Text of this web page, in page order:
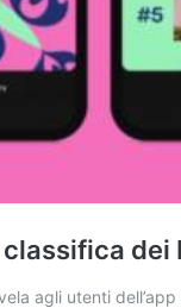
agli utenti